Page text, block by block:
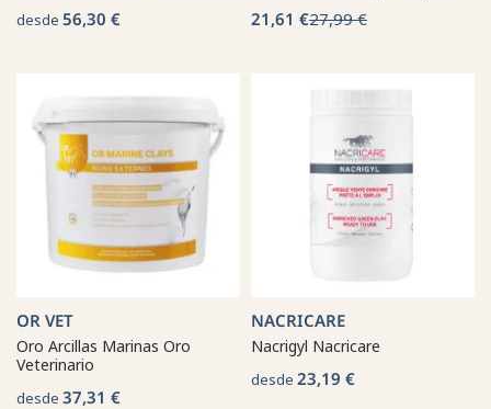
desde 56,30 € 21,61 €27,99 €
OR VET
Oro Arcillas Marinas Oro
Veterinario
desde 37,31 €
NACRICARE
Nacrigyl Nacricare
desde 23,19 €